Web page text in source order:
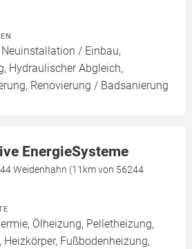
/ Einbau,
Hydraulischer Abgleich,
Renovierung / Badsanierung
EnergieSysteme
Weidenhahn (11km von 56244
Ölheizung, Pelletheizung,
Heizkörper, Fußbodenheizung,